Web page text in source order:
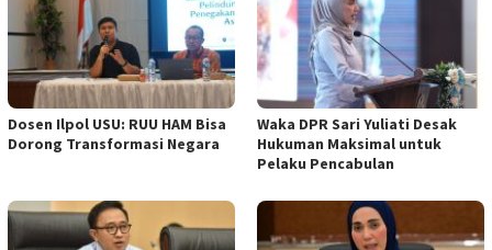
Dosen Ilpol USU: RUU HAM Bisa
Dorong Transformasi Negara
Waka DPR Sari Yuliati Desak
Hukuman Maksimal untuk
Pelaku Pencabulan